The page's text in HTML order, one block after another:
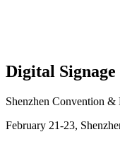
Digital Signage
Shenzhen Convention
February 21-23,